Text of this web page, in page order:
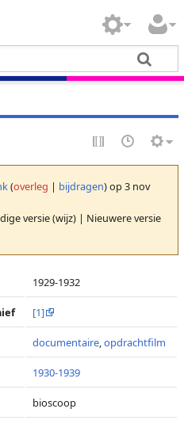
(overleg | bijdragen)op 3 nov
versie (wijz) | Nieuwere versie
1929-1932
[1]
documentaire,opdrachtfilm
1930-1939
bioscoop